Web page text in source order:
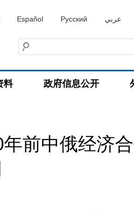
Español Русский عربي
料 政府信息公开
前中俄经济